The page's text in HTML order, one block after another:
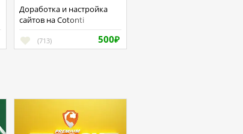
Доработка и настройка
сайтов на Cotonti
(713) 500₽